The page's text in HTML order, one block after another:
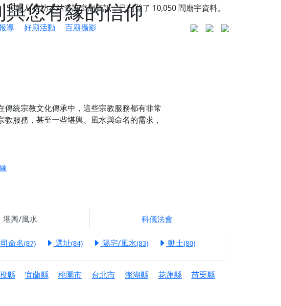
您有緣的信仰
150萬人造訪本站查詢宮廟資訊，已刊登了 10,050 間廟宇資料。
導 好廟活動 百廟攝影
統宗教文化傳承中，這些宗教服務都有非常
教服務，甚至一些堪輿、風水與命名的需求，
，誠邀十方善信大德，一同回到母娘慈悲座前，祈福納祥、慎
普渡，更是一份對祖先的感恩、對親人的思念，也是為家人祈
悔植福田，誠邀十方善信大德共同參與。
贊普，為祖先親眷祈求安息，也為自身與家人累積福德、種
堪輿/風水 科儀法會
命名(87) 選址(84) 陽宅/風水(83) 動土(80)
縣 宜蘭縣 桃園市 台北市 澎湖縣 花蓮縣
苗栗縣